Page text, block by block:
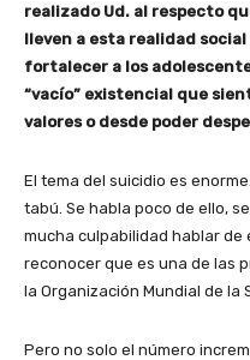
realizado Ud. al respecto
lleven a esta realidad
fortalecer a los
“vacío” existencial que
valores o desde poder
El tema del suicidio es
tabú. Se habla poco de ello,
mucha culpabilidad hablar de
reconocer que es una de las
la Organización Mundial de la
Pero no solo el número